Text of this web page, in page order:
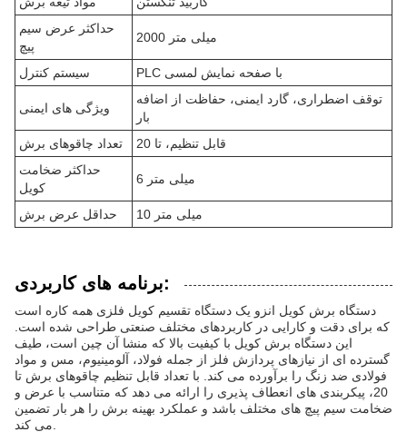
حداکثر عرض سیم
پیچ
2000 میلی متر
سیستم کنترل PLC با صفحه نمایش لمسی
ویژگی های ایمنی
توقف اضطراری، گارد ایمنی، حفاظت از اضافه
بار
تعداد چاقوهای برش
قابل تنظیم، تا 20
حداکثر ضخامت
کویل
6 میلی متر
حداقل عرض برش 10 میلی متر
برنامه های کاربردی:
دستگاه برش کویل انزو یک دستگاه تقسیم کویل فلزی همه کاره است
که برای دقت و کارایی در کاربردهای مختلف صنعتی طراحی شده است.
این دستگاه برش کویل با کیفیت بالا که منشا آن چین است، طیف
گسترده ای از نیازهای پردازش فلز از جمله فولاد، آلومینیوم، مس و مواد
فولادی ضد زنگ را برآورده می کند. با تعداد قابل تنظیم چاقوهای برش تا
20، پیکربندی های انعطاف پذیری را ارائه می دهد که متناسب با عرض و
ضخامت سیم پیچ های مختلف باشد و عملکرد بهینه برش را هر بار تضمین